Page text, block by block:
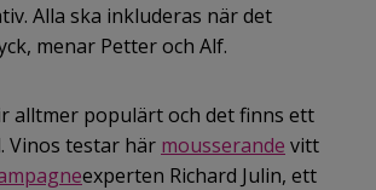
Alla ska inkluderas när det
menar Petter och Alf.
alltmer populärt och det finns ett
Vinos testar här mousserande vitt
experten Richard Julin, ett